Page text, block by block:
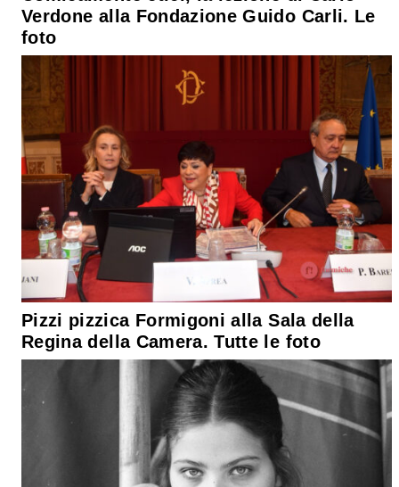
Verdone alla Fondazione Guido Carli. Le
foto
Pizzi pizzica Formigoni alla Sala della
Regina della Camera. Tutte le foto